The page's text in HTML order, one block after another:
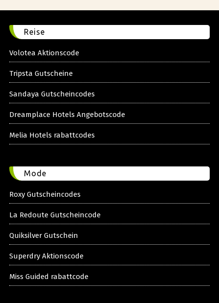
Reise
Volotea Aktionscode
Tripsta Gutscheine
Sandaya Gutscheincodes
Dreamplace Hotels Angebotscode
Melia Hotels rabattcodes
Mode
Roxy Gutscheincodes
La Redoute Gutscheincode
Quiksilver Gutschein
Superdry Aktionscode
Miss Guided rabattcode